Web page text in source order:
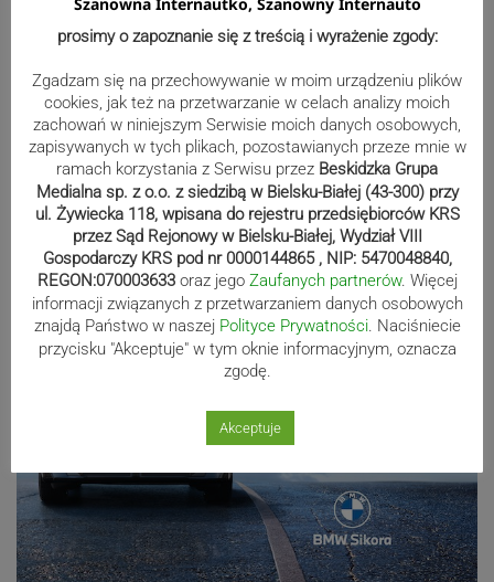
Koniec skoczowskiej „Syberii”.
Budynek zostanie rozebrany
Kolorowe mozaiki ozdobiły bielskie
chodniki. Gdzie ich szukać?
Reklama
prosimy o zapoznanie się z treścią i wyrażenie zgody:
Zgadzam się na przechowywanie w moim urządzeniu plików
cookies, jak też na przetwarzanie w celach analizy moich
zachowań w niniejszym Serwisie moich danych osobowych,
zapisywanych w tych plikach, pozostawianych przeze mnie w
ramach korzystania z Serwisu przez Beskidzka Grupa
Medialna sp. z o.o. z siedzibą w Bielsku-Białej (43-300) przy
ul. Żywiecka 118, wpisana do rejestru przedsiębiorców KRS
przez Sąd Rejonowy w Bielsku-Białej, Wydział VIII
Gospodarczy KRS pod nr 0000144865 , NIP: 5470048840,
REGON:070003633 oraz jego Zaufanych partnerów. Więcej
informacji związanych z przetwarzaniem danych osobowych
znajdą Państwo w naszej Polityce Prywatności. Naciśniecie
przycisku "Akceptuje" w tym oknie informacyjnym, oznacza
zgodę.
Akceptuje